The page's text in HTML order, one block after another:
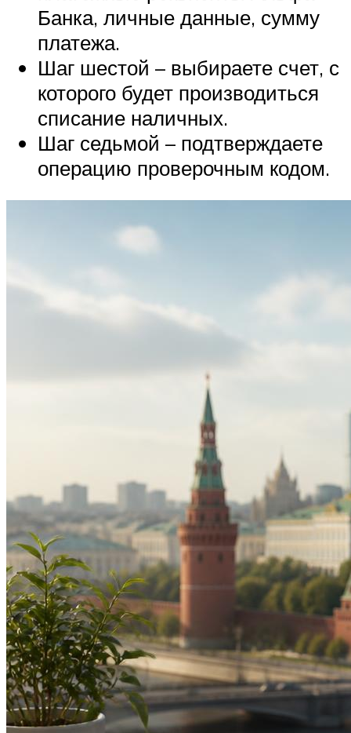
Банка, личные данные, сумму
платежа.
Шаг шестой – выбираете счет, с
которого будет производиться
списание наличных.
Шаг седьмой – подтверждаете
операцию проверочным кодом.